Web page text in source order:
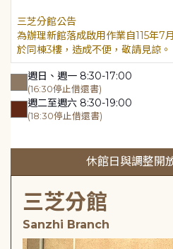
三芝分館公告
為辦理新館落成啟用作業自115年7
於同棟3樓，造成不便，敬請見諒。
週日、週一 8:30-17:00
(16:30停止借還書)
週二至週六 8:30-19:00
(18:30停止借還書)
休館日與調整開
三芝分館
Sanzhi Branch